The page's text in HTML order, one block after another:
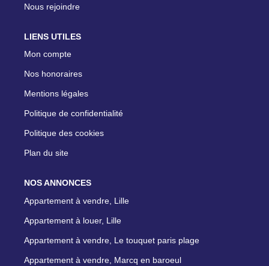
Nous rejoindre
LIENS UTILES
Mon compte
Nos honoraires
Mentions légales
Politique de confidentialité
Politique des cookies
Plan du site
NOS ANNONCES
Appartement à vendre, Lille
Appartement à louer, Lille
Appartement à vendre, Le touquet paris plage
Appartement à vendre, Marcq en baroeul